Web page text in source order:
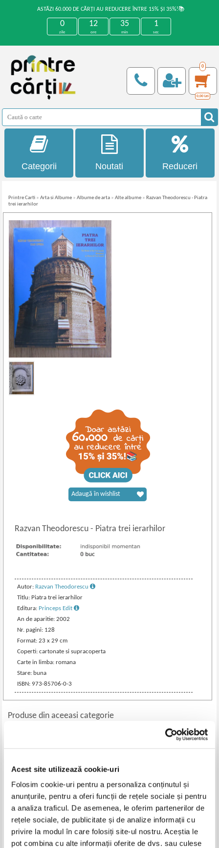
Acest site utilizează cookie-uri
Folosim cookie-uri pentru a personaliza conținutul și
anunțurile, pentru a oferi funcții de rețele sociale și pentru
a analiza traficul. De asemenea, le oferim partenerilor de
rețele sociale, de publicitate și de analize informații cu
privire la modul în care folosiți site-ul nostru. Aceștia le
pot combina cu alte informații oferite de dvs. sau culese
ASTĂZI 60.000 DE CĂRȚI AU REDUCERE ÎNTRE 15% ȘI 35%!📚
0
zile
12
ore
35
min
1
sec
0
0,00 Lei
Categorii Noutati Reduceri
Printre Carti »Arta si Albume »Albume de arta »Alte albume » Razvan Theodorescu - Piatra
trei ierarhilor
Razvan Theodorescu- Piatra trei ierarhilor
Autor: Razvan Theodorescu
Titlu: Piatra trei ierarhilor
Editura: Princeps Edit
An de aparitie: 2002
Nr. pagini: 128
Format: 23 x 29 cm
Coperti: cartonate si supracoperta
Carte in limba: romana
Stare: buna
ISBN: 973-85706-0-3
Adaugă în wishlist
Produse din aceeasi categorie
Elena Luraghi, Cinzia Rando - 52
-35%
Franta. Ghid complet